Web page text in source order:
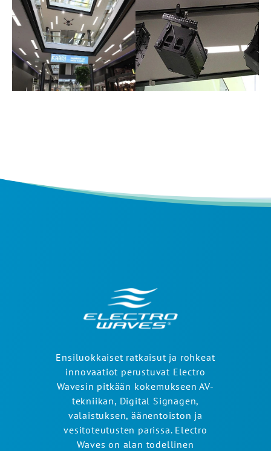
Ensiluokkaiset ratkaisut ja rohkeat
innovaatiot perustuvat Electro
Wavesin pitkään kokemukseen AV-
tekniikan, Digital Signagen,
valaistuksen, äänentoiston ja
vesitoteutusten parissa. Electro
Waves on alan todellinen